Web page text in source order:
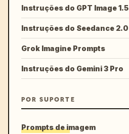
Instruções do GPT Image 1.5
Instruções do Seedance 2.0
Grok Imagine Prompts
Instruções do Gemini 3 Pro
POR SUPORTE
Prompts de imagem